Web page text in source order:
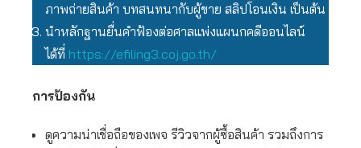
ภาพถ่ายสินค้า บทสนทนากับผู้ขาย สลิปโอนเงิน เป็นต้น
นำหลักฐานยื่นคำฟ้องต่อศาลแพ่งแผนกคดีออนไลน์
ได้ที่ https://efiling3.coj.go.th/
การป้องกัน
ดูความน่าเชื่อถือของเพจ รีวิวจากผู้ซื้อสินค้า รวมถึงการ